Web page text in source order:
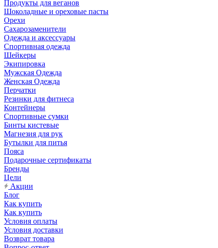
Продукты для веганов
Шоколадные и ореховые пасты
Орехи
Сахарозаменители
Одежда и аксессуары
Спортивная одежда
Шейкеры
Экипировка
Мужская Одежда
Женская Одежда
Перчатки
Резинки для фитнеса
Контейнеры
Спортивные сумки
Бинты кистевые
Магнезия для рук
Бутылки для питья
Пояса
Подарочные сертификаты
Бренды
Цели
Акции
Блог
Как купить
Как купить
Условия оплаты
Условия доставки
Возврат товара